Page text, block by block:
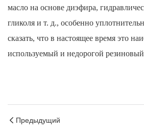
масло на основе диэфира,
гликоля и т. д., особенно
сказать, что в настоящее время это
используемый и недорогой
Предыдущий